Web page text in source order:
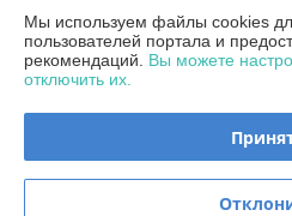
Контакты
Мы используем файлы cookies
пользователей портала и
рекомендаций. Вы можете
отключить их.